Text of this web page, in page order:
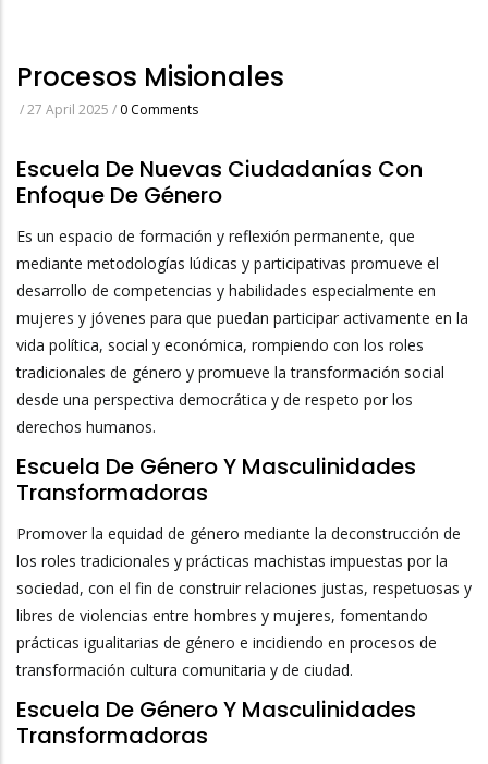
Procesos Misionales
/27 April 2025 / 0 Comments
Escuela De Nuevas Ciudadanías Con
Enfoque De Género
Es un espacio de formación y reflexión permanente, que
mediante metodologías lúdicas y participativas promueve el
desarrollo de competencias y habilidades especialmente en
mujeres y jóvenes para que puedan participar activamente en la
vida política, social y económica, rompiendo con los roles
tradicionales de género y promueve la transformación social
desde una perspectiva democrática y de respeto por los
derechos humanos.
Escuela De Género Y Masculinidades
Transformadoras
Promover la equidad de género mediante la deconstrucción de
los roles tradicionales y prácticas machistas impuestas por la
sociedad, con el fin de construir relaciones justas, respetuosas y
libres de violencias entre hombres y mujeres, fomentando
prácticas igualitarias de género e incidiendo en procesos de
transformación cultura comunitaria y de ciudad.
Escuela De Género Y Masculinidades
Transformadoras